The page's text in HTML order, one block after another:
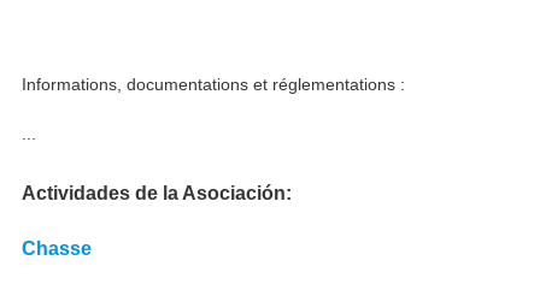
Informations, documentations et réglementations :
...
Actividades de la Asociación
Chasse